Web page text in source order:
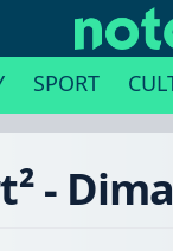
SPORT
-